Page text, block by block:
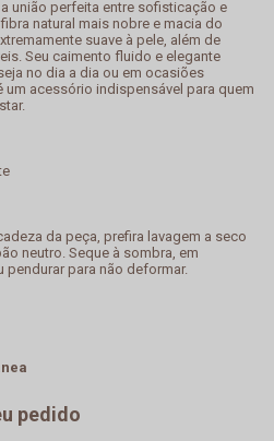
união perfeita entre sofisticação e
natural mais nobre e macia do
suave à pele, além de
Seu caimento fluido e elegante
no dia a dia ou em ocasiões
um acessório indispensável para quem
da peça, prefira lavagem a seco
neutro. Seque à sombra, em
pendurar para não deformar.
pedido